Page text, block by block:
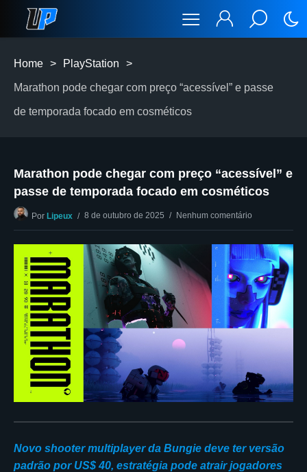
Home > PlayStation >
Marathon pode chegar com preço “acessível” e passe
de temporada focado em cosméticos
Marathon pode chegar com preço “acessível” e
passe de temporada focado em cosméticos
Por Lipeux 8 de outubro de 2025 Nenhum comentário
Novo shooter multiplayer da Bungie deve ter versão
padrão por US$ 40, estratégia pode atrair jogadores